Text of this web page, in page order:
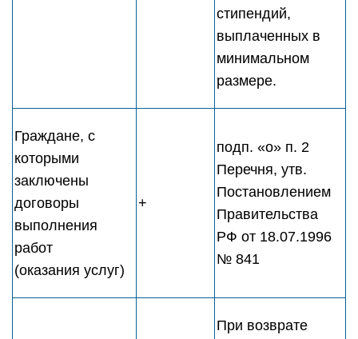
стипендий,
выплаченных в
минимальном
размере.
Граждане, с
которыми
заключены
договоры
выполнения
работ
(оказания услуг)
+
подп. «о» п. 2
Перечня, утв.
Постановлением
Правительства
РФ от 18.07.1996
№ 841
При возврате